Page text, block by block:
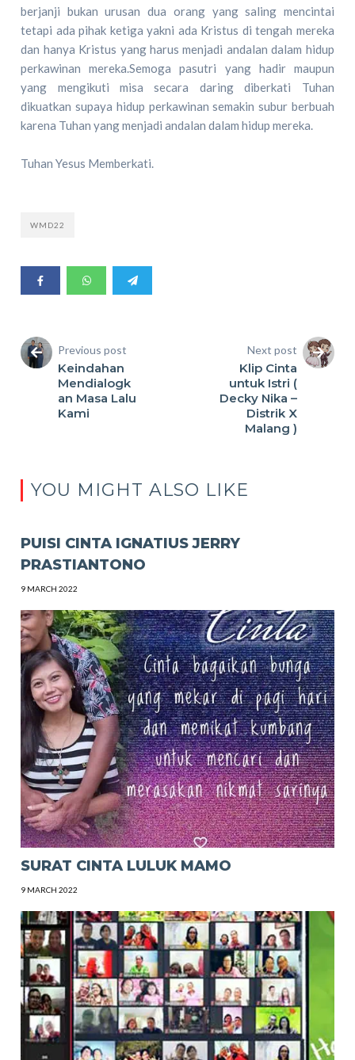
berjanji bukan urusan dua orang yang saling mencintai
tetapi ada pihak ketiga yakni ada Kristus di tengah mereka
dan hanya Kristus yang harus menjadi andalan dalam hidup
perkawinan mereka.Semoga pasutri yang hadir maupun
yang mengikuti misa secara daring diberkati Tuhan
dikuatkan supaya hidup perkawinan semakin subur berbuah
karena Tuhan yang menjadi andalan dalam hidup mereka.
Tuhan Yesus Memberkati.
WMD22
Previous post
Keindahan
Mendialogk
an Masa Lalu
Kami
Next post
Klip Cinta
untuk Istri (
Decky Nika –
Distrik X
Malang )
YOU MIGHT ALSO LIKE
PUISI CINTA IGNATIUS JERRY
PRASTIANTONO
9 MARCH 2022
SURAT CINTA LULUK MAMO
9 MARCH 2022